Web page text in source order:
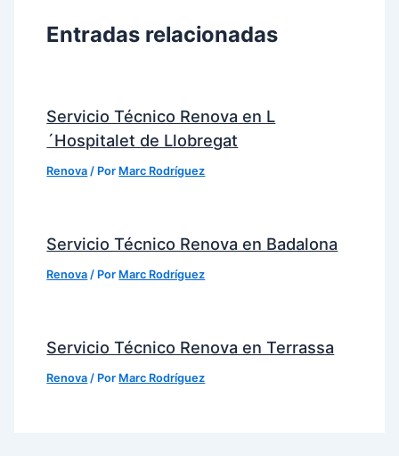
Entradas relacionadas
Servicio Técnico Renova en L
´Hospitalet de Llobregat
Renova / Por Marc Rodríguez
Servicio Técnico Renova en Badalona
Renova / Por Marc Rodríguez
Servicio Técnico Renova en Terrassa
Renova / Por Marc Rodríguez